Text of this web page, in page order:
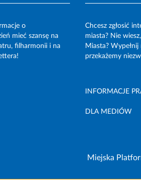
o
mieć szansę na
filharmonii i na
Chcesz zgłosić
miasta? Nie
Miasta?
przekażemy
INFORMACJE
DLA MEDIÓW
Miejska